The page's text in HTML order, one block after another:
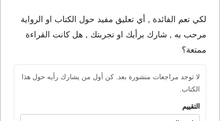
لكي تعم الفائدة , أي تعليق مفيد حول الكتاب او الرواية
مرحب به , شارك برأيك او تجربتك , هل كانت القراءة
ممتعة؟
لا توجد مراجعات منشورة بعد. كن أول من يشارك رأيه حول هذا
الكتاب.
التقييم